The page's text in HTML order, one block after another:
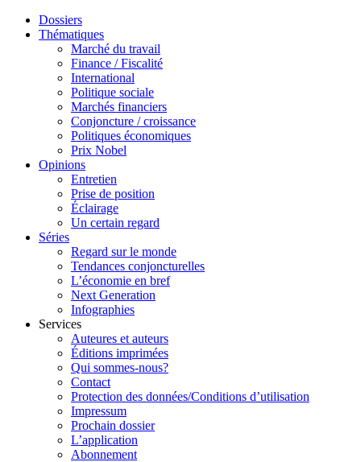
Dossiers
Thématiques
Marché du travail
Finance / Fiscalité
International
Politique sociale
Marchés financiers
Conjoncture / croissance
Politiques économiques
Prix Nobel
Opinions
Entretien
Prise de position
Éclairage
Un certain regard
Séries
Regard sur le monde
Tendances conjoncturelles
L’économie en bref
Next Generation
Infographies
Services
Auteures et auteurs
Éditions imprimées
Qui sommes-nous?
Contact
Protection des données/Conditions d’utilisation
Impressum
Prochain dossier
L’application
Abonnement